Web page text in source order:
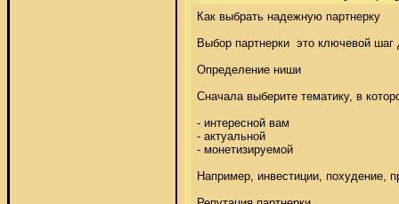
Как выбрать надежную партнерку
Выбор партнерки  это ключевой
Определение ниши
Сначала выберите тематику, в
- интересной вам
- актуальной
- монетизируемой
Например, инвестиции, похудение,